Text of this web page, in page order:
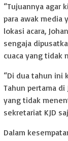
“Tujuannya agar
para awak media
lokasi acara,
sengaja
cuaca yang tidak
“Di dua tahun ini
Tahun pertama di
yang tidak
sekretariat KJD
Dalam